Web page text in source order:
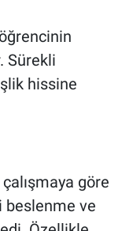
öğrencinin
Sürekli
hissine
göre
beslenme ve